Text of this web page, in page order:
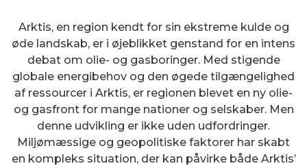
Arktis, en region kendt for sin ekstreme kulde og
øde landskab, er i øjeblikket genstand for en intens
debat om olie- og gasboringer. Med stigende
globale energibehov og den øgede tilgængelighed
af ressourcer i Arktis, er regionen blevet en ny olie-
og gasfront for mange nationer og selskaber. Men
denne udvikling er ikke uden udfordringer.
Miljømæssige og geopolitiske faktorer har skabt
en kompleks situation, der kan påvirke både Arktis’